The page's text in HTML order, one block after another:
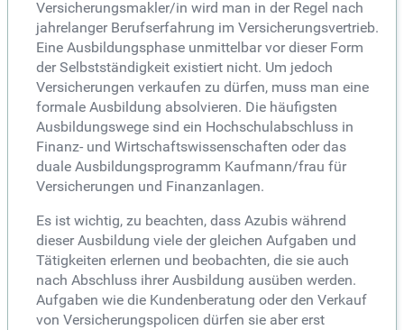
Versicherungsmakler/in wird man in der Regel nach
jahrelanger Berufserfahrung im Versicherungsvertrieb.
Eine Ausbildungsphase unmittelbar vor dieser Form
der Selbstständigkeit existiert nicht. Um jedoch
Versicherungen verkaufen zu dürfen, muss man eine
formale Ausbildung absolvieren. Die häufigsten
Ausbildungswege sind ein Hochschulabschluss in
Finanz- und Wirtschaftswissenschaften oder das
duale Ausbildungsprogramm Kaufmann/frau für
Versicherungen und Finanzanlagen.
Es ist wichtig, zu beachten, dass Azubis während
dieser Ausbildung viele der gleichen Aufgaben und
Tätigkeiten erlernen und beobachten, die sie auch
nach Abschluss ihrer Ausbildung ausüben werden.
Aufgaben wie die Kundenberatung oder den Verkauf
von Versicherungspolicen dürfen sie aber erst